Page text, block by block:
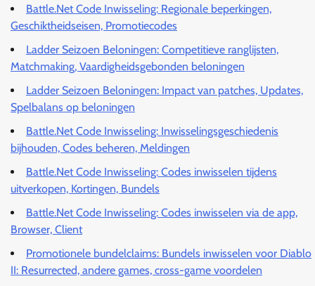
Battle.Net Code Inwisseling: Regionale beperkingen,
Geschiktheidseisen, Promotiecodes
Ladder Seizoen Beloningen: Competitieve ranglijsten,
Matchmaking, Vaardigheidsgebonden beloningen
Ladder Seizoen Beloningen: Impact van patches, Updates,
Spelbalans op beloningen
Battle.Net Code Inwisseling: Inwisselingsgeschiedenis
bijhouden, Codes beheren, Meldingen
Battle.Net Code Inwisseling: Codes inwisselen tijdens
uitverkopen, Kortingen, Bundels
Battle.Net Code Inwisseling: Codes inwisselen via de app,
Browser, Client
Promotionele bundelclaims: Bundels inwisselen voor Diablo
II: Resurrected, andere games, cross-game voordelen